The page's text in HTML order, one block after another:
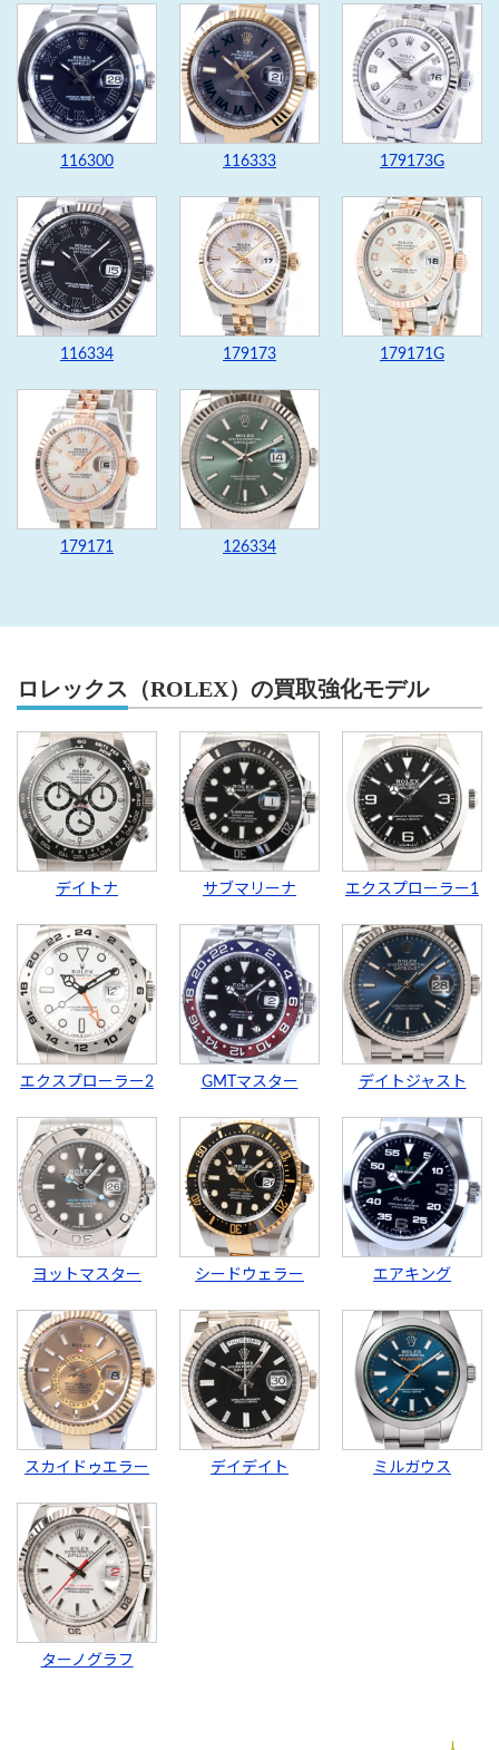
116300 116333 179173G
116334 179173 179171G
179171 126334
ロレックス（ROLEX）の買取強化モデル
デイトナ サブマリーナ エクスプローラー1
エクスプローラー2 GMTマスター デイトジャスト
ヨットマスター シードウェラー エアキング
スカイドゥエラー デイデイト ミルガウス
ターノグラフ